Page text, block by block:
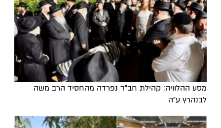
מסע ההלוויה: קהילת חב"ד נפרדה מהחסיד הרב משה
לבנהרץ ע"ה